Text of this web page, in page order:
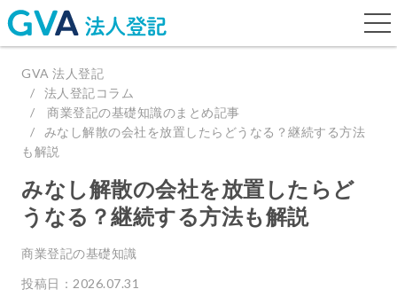
GVA 法人登記
法人登記コラム
商業登記の基礎知識のまとめ記事
みなし解散の会社を放置したらどうなる？継続する方法
も解説
みなし解散の会社を放置したらど
うなる？継続する方法も解説
商業登記の基礎知識
投稿日：2026.07.31